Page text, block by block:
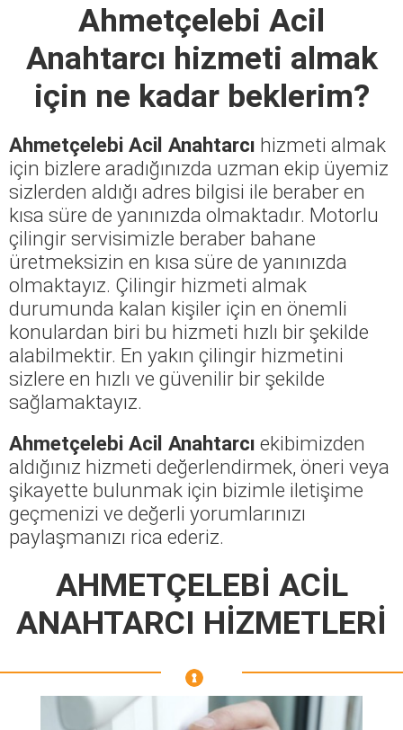
Ahmetçelebi Acil
Anahtarcı hizmeti almak
için ne kadar beklerim?
Ahmetçelebi Acil Anahtarcı hizmeti almak
için bizlere aradığınızda uzman ekip üyemiz
sizlerden aldığı adres bilgisi ile beraber en
kısa süre de yanınızda olmaktadır. Motorlu
çilingir servisimizle beraber bahane
üretmeksizin en kısa süre de yanınızda
olmaktayız. Çilingir hizmeti almak
durumunda kalan kişiler için en önemli
konulardan biri bu hizmeti hızlı bir şekilde
alabilmektir. En yakın çilingir hizmetini
sizlere en hızlı ve güvenilir bir şekilde
sağlamaktayız.
Ahmetçelebi Acil Anahtarcı ekibimizden
aldığınız hizmeti değerlendirmek, öneri veya
şikayette bulunmak için bizimle iletişime
geçmenizi ve değerli yorumlarınızı
paylaşmanızı rica ederiz.
AHMETÇELEBİ ACİL
ANAHTARCI HİZMETLERİ